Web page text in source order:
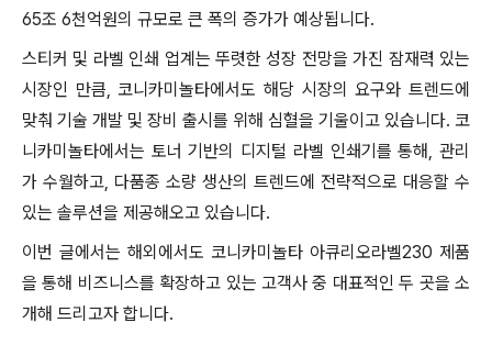
65조 6천억원의 규모로 큰 폭의 증가가 예상됩니다.
스티커 및 라벨 인쇄 업계는 뚜렷한 성장 전망을 가진 잠재력 있는
시장인 만큼, 코니카미놀타에서도 해당 시장의 요구와 트렌드에
맞춰 기술 개발 및 장비 출시를 위해 심혈을 기울이고 있습니다. 코
니카미놀타에서는 토너 기반의 디지털 라벨 인쇄기를 통해, 관리
가 수월하고, 다품종 소량 생산의 트렌드에 전략적으로 대응할 수
있는 솔루션을 제공해오고 있습니다.
이번 글에서는 해외에서도 코니카미놀타 아큐리오라벨230 제품
을 통해 비즈니스를 확장하고 있는 고객사 중 대표적인 두 곳을 소
개해 드리고자 합니다.